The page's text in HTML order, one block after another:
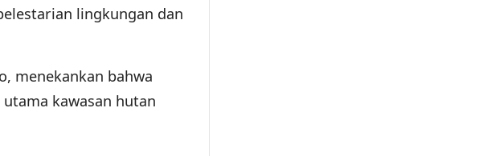
lingkungan dan
menekankan bahwa
kawasan hutan